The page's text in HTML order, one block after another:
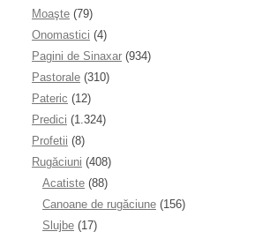
Moaşte (79)
Onomastici (4)
Pagini de Sinaxar (934)
Pastorale (310)
Pateric (12)
Predici (1.324)
Profetii (8)
Rugăciuni (408)
Acatiste (88)
Canoane de rugăciune (156)
Slujbe (17)